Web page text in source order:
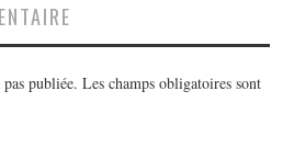
publiée. Les champs obligatoires sont